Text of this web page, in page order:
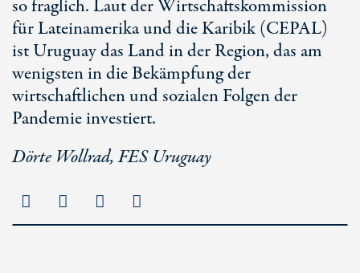
so fraglich. Laut der Wirtschaftskommission
für Lateinamerika und die Karibik (CEPAL)
ist Uruguay das Land in der Region, das am
wenigsten in die Bekämpfung der
wirtschaftlichen und sozialen Folgen der
Pandemie investiert.
Dörte Wollrad, FES Uruguay